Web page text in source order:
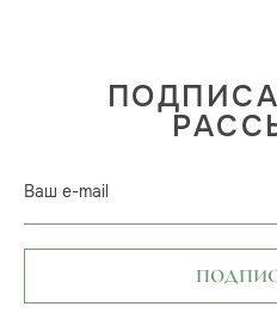
Ваш e-mail